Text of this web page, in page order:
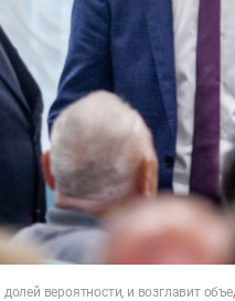
вероятности, и возглавит